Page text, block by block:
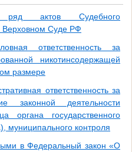
ряд актов Судебного
Верховном Суде РФ
ответственность за
никотинсодержащей
размере
ответственность за
законной деятельности
органа государственного
муниципального контроля
в Федеральный закон «О